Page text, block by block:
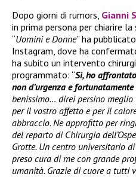
Dopo giorni di rumors, Gianni
in prima persona per chiarire la
“Uomini e Donne” ha
Instagram, dove ha
ha subito un intervento
programmato: “Sì, ho
non d’urgenza e
benissimo… direi persino
per il vostro affetto e per il
abbraccio. Ne approfitto per
del reparto di Chirurgia
Grotte. Un centro universitario
preso cura di me con grande
umanità. Grazie di cuore a tutti